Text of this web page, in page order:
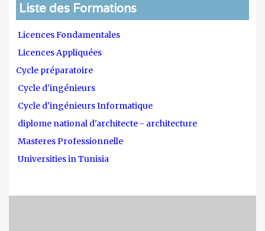
Liste des Formations
Licences Fondamentales
Licences Appliquées
Cycle préparatoire
Cycle d'ingénieurs
Cycle d'ingénieurs Informatique
diplome national d'architecte - architecture
Masteres Professionnelle
Universities in Tunisia